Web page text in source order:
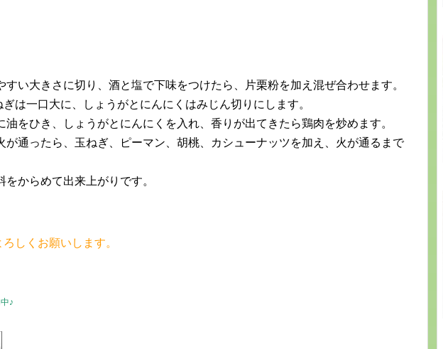
い大きさに切り、酒と塩で下味をつけたら、片栗粉を加え混ぜ合わせます。
ぎは一口大に、しょうがとにんにくはみじん切りにします。
をひき、しょうがとにんにくを入れ、香りが出てきたら鶏肉を炒めます。
通ったら、玉ねぎ、ピーマン、胡桃、カシューナッツを加え、火が通るまで
からめて出来上がりです。
しくお願いします。
♪